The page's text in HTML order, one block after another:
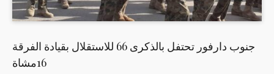
جنوب دارفور تحتفل بالذكرى 66 للاستقلال بقيادة الفرقة
16مشاة